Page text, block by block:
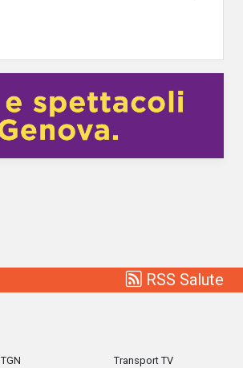
RSS Salute
TGN
Transport TV